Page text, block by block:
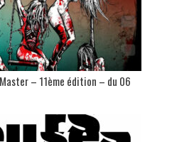
– 11ème édition – du 06